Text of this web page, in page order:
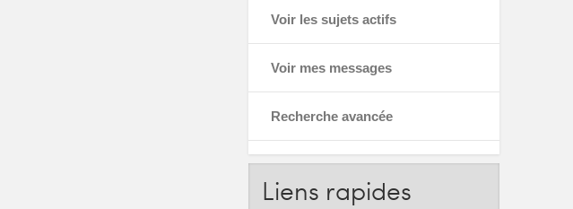
Voir les sujets actifs
Voir mes messages
Recherche avancée
Liens rapides